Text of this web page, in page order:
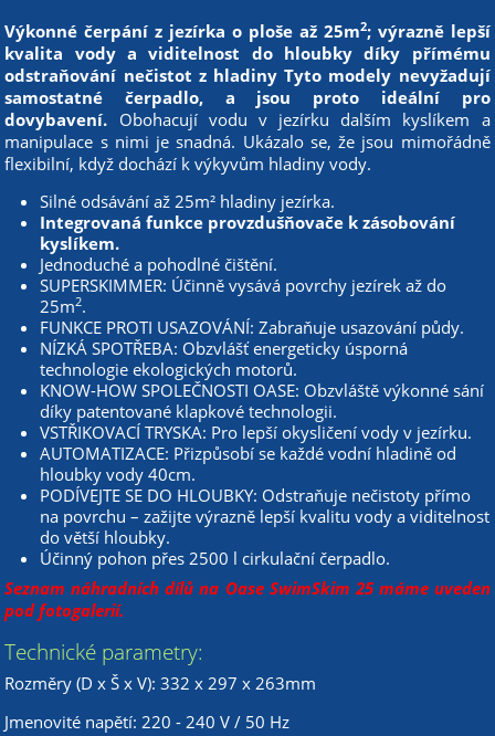
Výkonné čerpání z jezírka o ploše až 25m2; výrazně lepší
kvalita vody a viditelnost do hloubky díky přímému
odstraňování nečistot z hladiny Tyto modely nevyžadují
samostatné čerpadlo, a jsou proto ideální pro
dovybavení. Obohacují vodu v jezírku dalším kyslíkem a
manipulace s nimi je snadná. Ukázalo se, že jsou mimořádně
flexibilní, když dochází k výkyvům hladiny vody.
Silné odsávání až 25m² hladiny jezírka.
Integrovaná funkce provzdušňovače k zásobování
kyslíkem.
Jednoduché a pohodlné čištění.
SUPERSKIMMER: Účinně vysává povrchy jezírek až do
25m2.
FUNKCE PROTI USAZOVÁNÍ: Zabraňuje usazování půdy.
NÍZKÁ SPOTŘEBA: Obzvlášť energeticky úsporná
technologie ekologických motorů.
KNOW-HOW SPOLEČNOSTI OASE: Obzvláště výkonné sání
díky patentované klapkové technologii.
VSTŘIKOVACÍ TRYSKA: Pro lepší okysličení vody v jezírku.
AUTOMATIZACE: Přizpůsobí se každé vodní hladině od
hloubky vody 40cm.
PODÍVEJTE SE DO HLOUBKY: Odstraňuje nečistoty přímo
na povrchu – zažijte výrazně lepší kvalitu vody a viditelnost
do větší hloubky.
Účinný pohon přes 2500 l cirkulační čerpadlo.
Seznam náhradních dílů na Oase SwimSkim 25 máme uveden
pod fotogalerií.
Technické parametry:
Rozměry (D x Š x V): 332 x 297 x 263mm
Jmenovité napětí: 220 - 240 V / 50 Hz